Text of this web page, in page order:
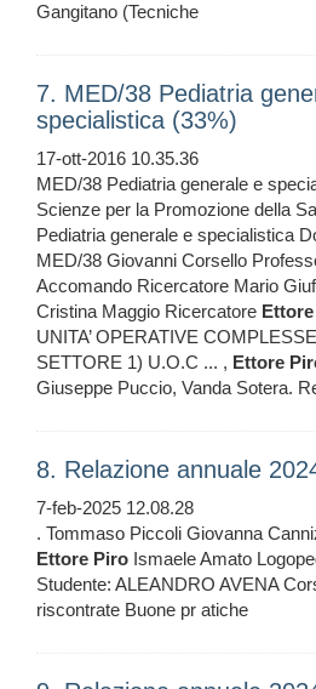
Gangitano (Tecniche
7. MED/38 Pediatria
specialistica (33%)
17-ott-2016 10.35.36
MED/38 Pediatria generale e
Scienze per la Promozione della
Pediatria generale e specialistica
MED/38 Giovanni Corsello
Accomando Ricercatore Mario
Cristina Maggio Ricercatore Ettore
UNITA’ OPERATIVE
SETTORE 1) U.O.C ... , Ettore
Giuseppe Puccio, Vanda Sotera.
8. Relazione annuale
7-feb-2025 12.08.28
. Tommaso Piccoli Giovanna
Ettore Piro Ismaele Amato
Studente: ALEANDRO AVENA
riscontrate Buone pr atiche